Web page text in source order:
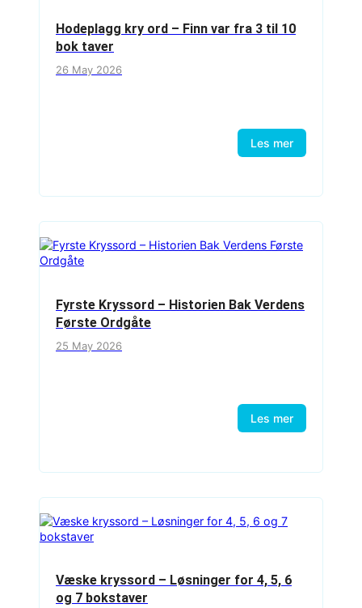
Hodeplagg kry ord – Finn var fra 3 til 10
bok taver
26 May 2026
Les mer
Fyrste Kryssord – Historien Bak Verdens
Første Ordgåte
25 May 2026
Les mer
Væske kryssord – Løsninger for 4, 5, 6
og 7 bokstaver